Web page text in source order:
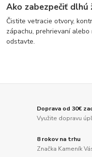
Ako zabezpečiť dlhú
Čistite vetracie otvory,
zápachu, prehrievaní
odstavte.
Doprava od 30€
Využite dopravu
8 rokov na trhu
Značka Kameník